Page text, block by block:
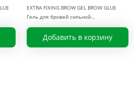
EXTRA FIXING BROW GEL BROW GLUE
Гель для бровей сильной
Добавить в корзину